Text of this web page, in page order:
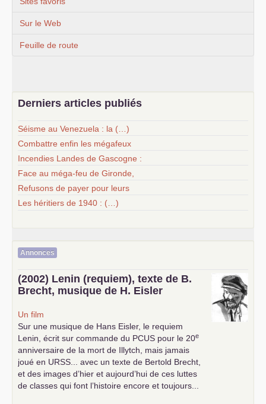
Sur le Web
Feuille de route
Derniers articles publiés
Séisme au Venezuela : la (…)
Combattre enfin les mégafeux
Incendies Landes de Gascogne :
Face au méga-feu de Gironde,
Refusons de payer pour leurs
Les héritiers de 1940 : (…)
Annonces
(2002) Lenin (requiem), texte de B.
Brecht, musique de H. Eisler
Un film
Sur une musique de Hans Eisler, le requiem
Lenin, écrit sur commande du PCUS pour le 20e
anniversaire de la mort de Illytch, mais jamais
joué en URSS ... avec un texte de Bertold Brecht,
et des images d’hier et aujourd’hui de ces luttes
de classes qui font l’histoire encore et toujours...